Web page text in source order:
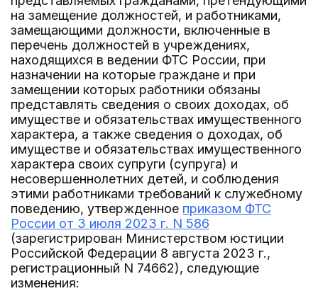
на замещение должностей, и работниками,
замещающими должности, включенные в
перечень должностей в учреждениях,
находящихся в ведении ФТС России, при
назначении на которые граждане и при
замещении которых работники обязаны
представлять сведения о своих доходах, об
имуществе и обязательствах имущественного
характера, а также сведения о доходах, об
имуществе и обязательствах имущественного
характера своих супруги (супруга) и
несовершеннолетних детей, и соблюдения
этими работниками требований к служебному
поведению, утвержденное приказом ФТС
России от 3 июля 2023 г. N 586
(зарегистрирован Министерством юстиции
Российской Федерации 8 августа 2023 г.,
регистрационный N 74662), следующие
изменения: